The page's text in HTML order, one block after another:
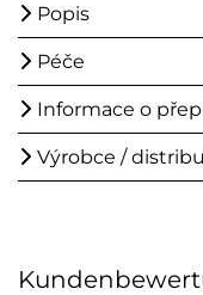
Popis
Péče
Informace o
Výrobce /